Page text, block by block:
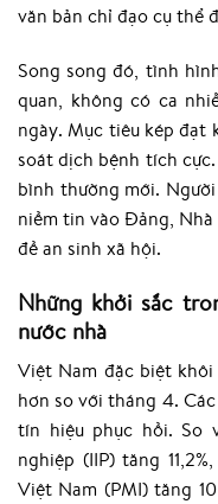
văn bản chỉ đạo cụ thể
Song song đó, tình
quan, không có ca
ngày. Mục tiêu kép đạt
soát dịch bệnh tích
bình thường mới.
niềm tin vào Đảng,
đề an sinh xã hội.
Những khởi sắc
nước nhà
Việt Nam đặc biệt
hơn so với tháng 4.
tín hiệu phục hồi. So
nghiệp (IIP) tăng
Việt Nam (PMI) tăng